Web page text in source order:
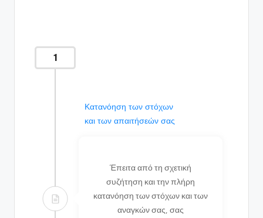
1
Κατανόηση των στόχων
και των απαιτήσεών σας
Έπειτα από τη σχετική
συζήτηση και την πλήρη
κατανόηση των στόχων και των
αναγκών σας, σας